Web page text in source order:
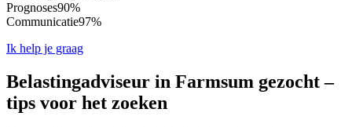
Prognoses90%
Communicatie97%
Ik help je graag
Belastingadviseur in Farmsum gezocht –
tips voor het zoeken